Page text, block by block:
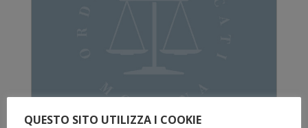
QUESTO SITO UTILIZZA I COOKIE